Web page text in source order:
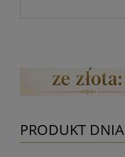
PRODUKT DNIA